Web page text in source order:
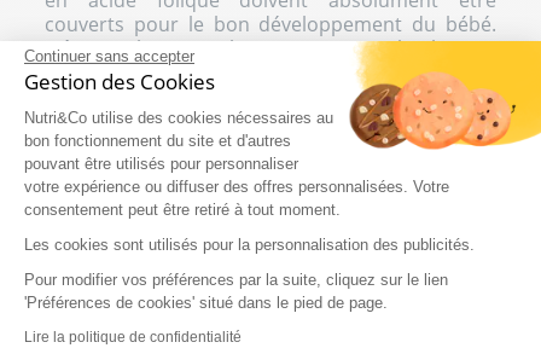
Continuer sans accepter
Gestion des Cookies
Nutri&Co utilise des cookies nécessaires au
bon fonctionnement du site et d'autres
pouvant être utilisés pour personnaliser
votre expérience ou diffuser des offres personnalisées. Votre
consentement peut être retiré à tout moment.
Les cookies sont utilisés pour la personnalisation des publicités.
Pour modifier vos préférences par la suite, cliquez sur le lien
'Préférences de cookies' situé dans le pied de page.
Lire la politique de confidentialité
couverts pour le bon développement du bébé.
Même si l’apport alimentaire n’est absolument
pas à négliger, c’est une jolie victoire attribuée à
la Nutra !
Comme chez Nutri&Co nous mettons tout en
œuvre pour façonner des formules de Nutra
efficaces, c’est naturellement la forme 5-MTHF
spécifique et bioactive de vitamine B9 que nous
privilégions. Que ce soit dansnotre Acide folique
notre Multi avec ses 25 nutriments, ou encore
dans notre Fer et sa Souche Lactique, c'est le 5-
MTHF que nous avons choisi (breveté sous le
nom de Quatrefolic®). Alors, comme vous